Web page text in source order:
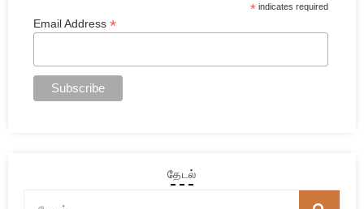
*indicates required
Email Address *
தேடல்